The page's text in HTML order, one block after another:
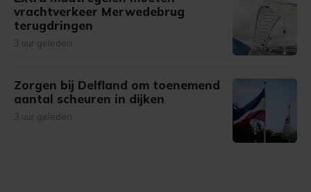
vrachtverkeer Merwedebrug
terugdringen
3 uur geleden
Zorgen bij Delfland om toenemend
aantal scheuren in dijken
3 uur geleden